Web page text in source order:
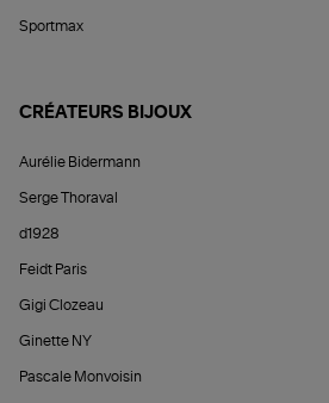
Sportmax
CRÉATEURS BIJOUX
Aurélie Bidermann
Serge Thoraval
d1928
Feidt Paris
Gigi Clozeau
Ginette NY
Pascale Monvoisin